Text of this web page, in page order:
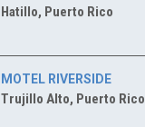
Hatillo, Puerto Rico
MOTEL RIVERSIDE
Trujillo Alto, Puerto Rico